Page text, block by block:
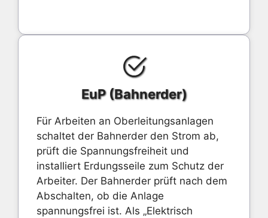
EuP (Bahnerder)
Für Arbeiten an Oberleitungsanlagen
schaltet der Bahnerder den Strom ab,
prüft die Spannungsfreiheit und
installiert Erdungsseile zum Schutz der
Arbeiter. Der Bahnerder prüft nach dem
Abschalten, ob die Anlage
spannungsfrei ist. Als „Elektrisch